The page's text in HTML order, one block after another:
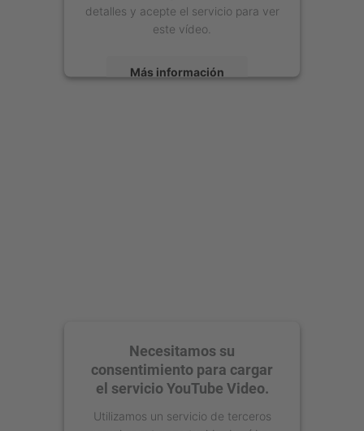
detalles y acepte el servicio para ver
este vídeo.
Más información
Necesitamos su
consentimiento para cargar
el servicio YouTube Video.
Utilizamos un servicio de terceros